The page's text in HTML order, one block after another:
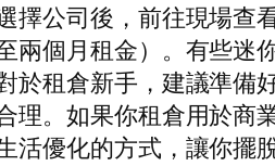
公司後，前往現場查
個月租金）。有些迷
租倉新手，建議準備
。如果你租倉用於商
優化的方式，讓你擺